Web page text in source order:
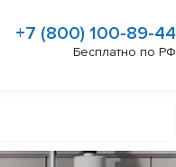
+7 (800) 100-89-44
Бесплатно по РФ